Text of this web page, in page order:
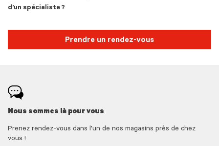
d’un spécialiste ?
Prendre un rendez-vous
Nous sommes là pour vous
Prenez rendez-vous dans l'un de nos magasins près de chez
vous !